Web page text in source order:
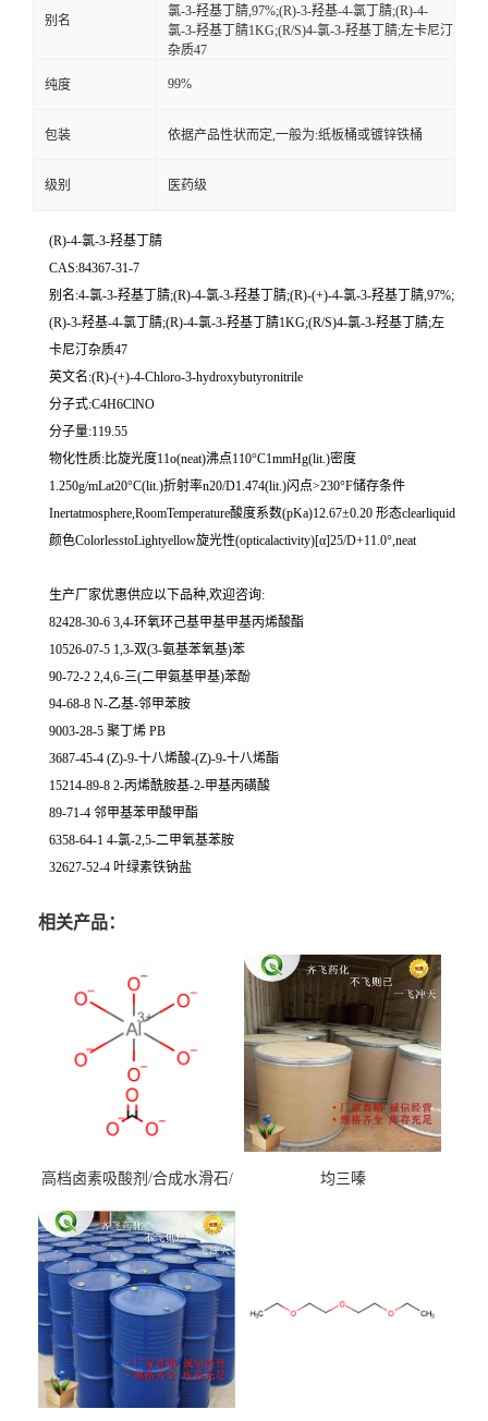
别名
氯-3-羟基丁腈,97%;(R)-3-羟基-4-氯丁腈;(R)-4-
氯-3-羟基丁腈1KG;(R/S)4-氯-3-羟基丁腈;左卡尼汀
杂质47
纯度 99%
包装 依据产品性状而定,一般为:纸板桶或镀锌铁桶
级别 医药级
(R)-4-氯-3-羟基丁腈
CAS:84367-31-7
别名:4-氯-3-羟基丁腈;(R)-4-氯-3-羟基丁腈;(R)-(+)-4-氯-3-羟基丁腈,97%;
(R)-3-羟基-4-氯丁腈;(R)-4-氯-3-羟基丁腈1KG;(R/S)4-氯-3-羟基丁腈;左
卡尼汀杂质47
英文名:(R)-(+)-4-Chloro-3-hydroxybutyronitrile
分子式:C4H6ClNO
分子量:119.55
物化性质:比旋光度11o(neat)沸点110°C1mmHg(lit.)密度
1.250g/mLat20°C(lit.)折射率n20/D1.474(lit.)闪点>230°F储存条件
Inertatmosphere,RoomTemperature酸度系数(pKa)12.67±0.20 形态clearliquid
颜色ColorlesstoLightyellow旋光性(opticalactivity)[α]25/D+11.0°,neat
生产厂家优惠供应以下品种,欢迎咨询:
82428-30-6 3,4-环氧环己基甲基甲基丙烯酸酯
10526-07-5 1,3-双(3-氨基苯氧基)苯
90-72-2 2,4,6-三(二甲氨基甲基)苯酚
94-68-8 N-乙基-邻甲苯胺
9003-28-5 聚丁烯 PB
3687-45-4 (Z)-9-十八烯酸-(Z)-9-十八烯酯
15214-89-8 2-丙烯酰胺基-2-甲基丙磺酸
89-71-4 邻甲基苯甲酸甲酯
6358-64-1 4-氯-2,5-二甲氧基苯胺
32627-52-4 叶绿素铁钠盐
相关产品：
高档卤素吸酸剂/合成水滑石/
均三嗪